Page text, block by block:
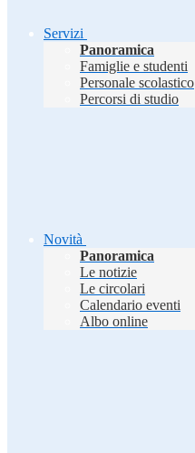
Servizi
Panoramica
Famiglie e studenti
Personale scolastico
Percorsi di studio
Novità
Panoramica
Le notizie
Le circolari
Calendario eventi
Albo online